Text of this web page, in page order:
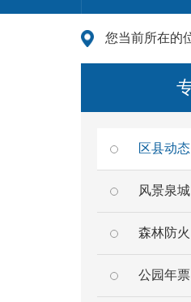
您当前所在的
区县动态
风景泉城
森林防
公园年票